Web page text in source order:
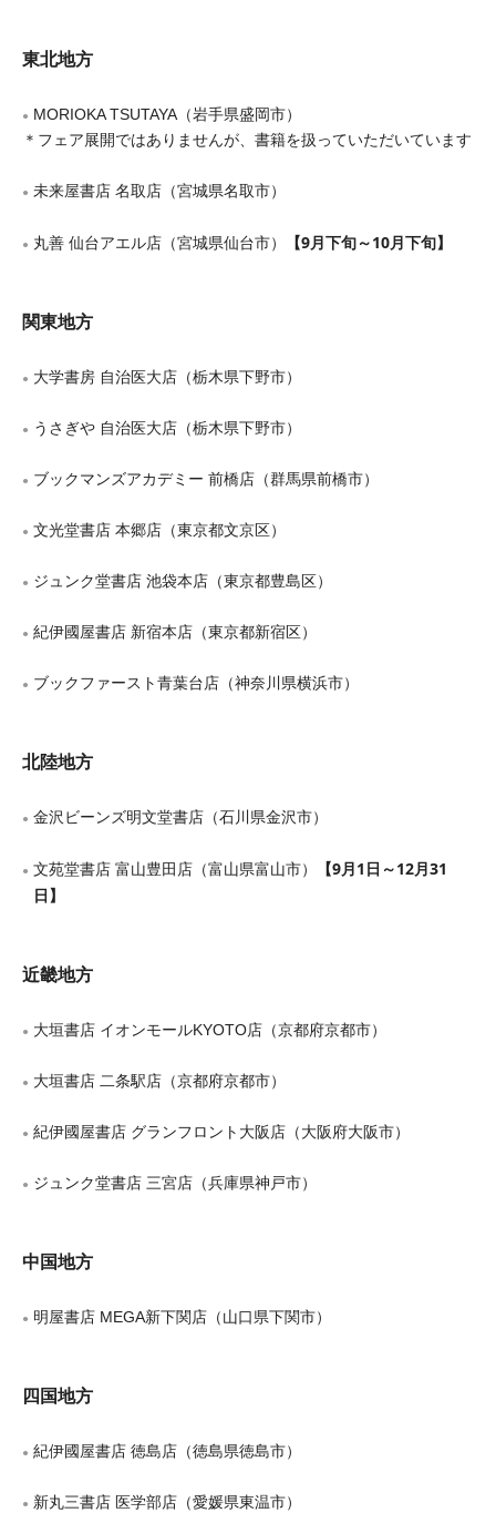
東北地方
● MORIOKA TSUTAYA（岩手県盛岡市）
＊フェア展開ではありませんが、書籍を扱っていただいています
● 未来屋書店 名取店（宮城県名取市）
● 丸善 仙台アエル店（宮城県仙台市） 【9月下旬～10月下旬】
関東地方
● 大学書房 自治医大店（栃木県下野市）
● うさぎや 自治医大店（栃木県下野市）
● ブックマンズアカデミー 前橋店（群馬県前橋市）
● 文光堂書店 本郷店（東京都文京区）
● ジュンク堂書店 池袋本店（東京都豊島区）
● 紀伊國屋書店 新宿本店（東京都新宿区）
● ブックファースト青葉台店（神奈川県横浜市）
北陸地方
● 金沢ビーンズ明文堂書店（石川県金沢市）
● 文苑堂書店 富山豊田店（富山県富山市）
【9月1日～12月31
日】
近畿地方
● 大垣書店 イオンモールKYOTO店（京都府京都市）
● 大垣書店 二条駅店（京都府京都市）
● 紀伊國屋書店 グランフロント大阪店（大阪府大阪市）
● ジュンク堂書店 三宮店（兵庫県神戸市）
中国地方
● 明屋書店 MEGA新下関店（山口県下関市）
四国地方
● 紀伊國屋書店 徳島店（徳島県徳島市）
● 新丸三書店 医学部店（愛媛県東温市）